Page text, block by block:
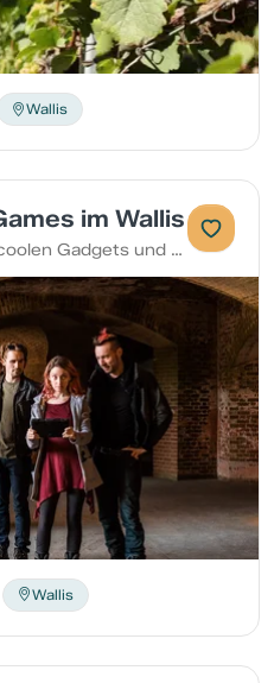
Wallis
im Wallis
Outdoor Rätselspass mit coolen Gadgets und Augmented Reality
Wallis